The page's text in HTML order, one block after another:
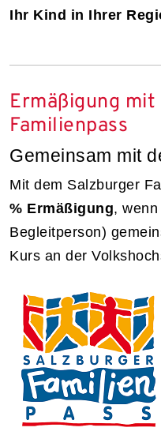
Ihr Kind in Ihrer
Ermäßigung
Familienpass
Gemeinsam mit
Mit dem Salzburger
% Ermäßigung,
Begleitperson)
Kurs an der